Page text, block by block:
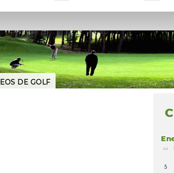
DE GOLF
LU
5